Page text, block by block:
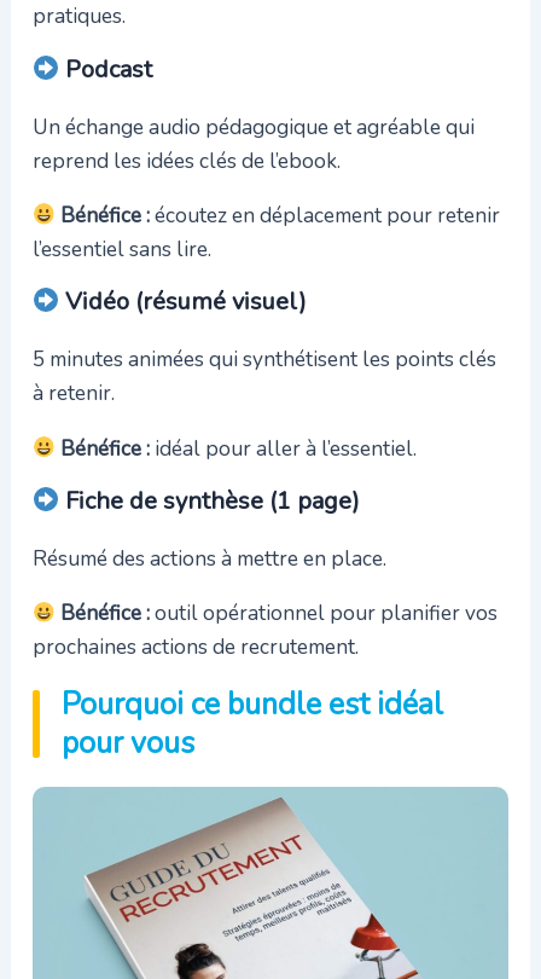
pratiques.
Podcast
Un échange audio pédagogique et agréable qui
reprend les idées clés de l’ebook.
Bénéfice :écoutez en déplacement pour retenir
l’essentiel sans lire.
Vidéo (résumé visuel)
5 minutes animées qui synthétisent les points clés
à retenir.
Bénéfice : idéal pour aller à l’essentiel.
Fiche de synthèse (1 page)
Résumé des actions à mettre en place.
Bénéfice :outil opérationnel pour planifier vos
prochaines actions de recrutement.
Pourquoi ce bundle est idéal
pour vous